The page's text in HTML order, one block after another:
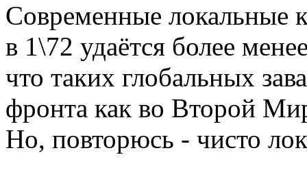
Современные локальные
в 1\72 удаётся более
что таких глобальных
фронта как во Второй
Но, повторюсь - чисто